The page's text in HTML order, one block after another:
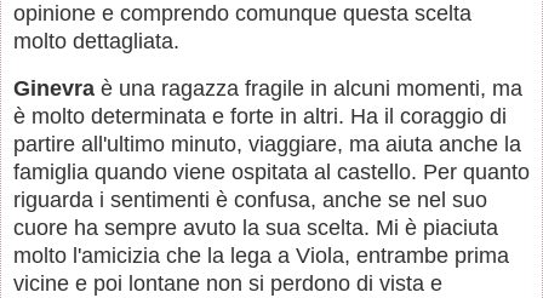
opinione e comprendo comunque questa scelta
molto dettagliata.
Ginevra è una ragazza fragile in alcuni momenti, ma
è molto determinata e forte in altri. Ha il coraggio di
partire all'ultimo minuto, viaggiare, ma aiuta anche la
famiglia quando viene ospitata al castello. Per quanto
riguarda i sentimenti è confusa, anche se nel suo
cuore ha sempre avuto la sua scelta. Mi è piaciuta
molto l'amicizia che la lega a Viola, entrambe prima
vicine e poi lontane non si perdono di vista e